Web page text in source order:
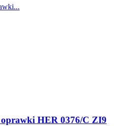
HER 0376/C ZI9